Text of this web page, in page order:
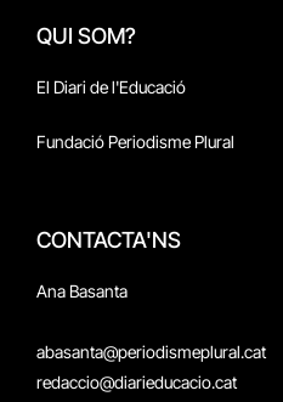
QUI SOM?
El Diari de l'Educació
Fundació Periodisme Plural
CONTACTA'NS
Ana Basanta
abasanta@periodismeplural.cat
redaccio@diarieducacio.cat